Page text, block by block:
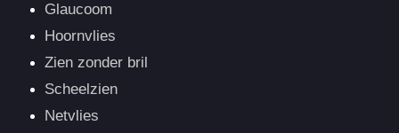
Glaucoom
Hoornvlies
Zien zonder bril
Scheelzien
Netvlies